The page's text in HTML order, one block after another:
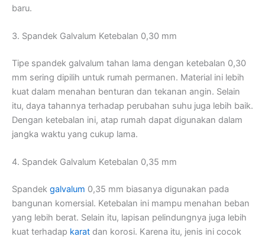
baru.
3. Spandek Galvalum Ketebalan 0,30 mm
Tipe spandek galvalum tahan lama dengan ketebalan 0,30
mm sering dipilih untuk rumah permanen. Material ini lebih
kuat dalam menahan benturan dan tekanan angin. Selain
itu, daya tahannya terhadap perubahan suhu juga lebih baik.
Dengan ketebalan ini, atap rumah dapat digunakan dalam
jangka waktu yang cukup lama.
4. Spandek Galvalum Ketebalan 0,35 mm
Spandek galvalum 0,35 mm biasanya digunakan pada
bangunan komersial. Ketebalan ini mampu menahan beban
yang lebih berat. Selain itu, lapisan pelindungnya juga lebih
kuat terhadap karat dan korosi. Karena itu, jenis ini cocok